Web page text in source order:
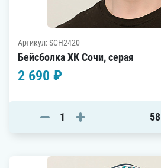
Артикул: SCH2420
Бейсболка ХК Сочи, серая
2 690 ₽
58